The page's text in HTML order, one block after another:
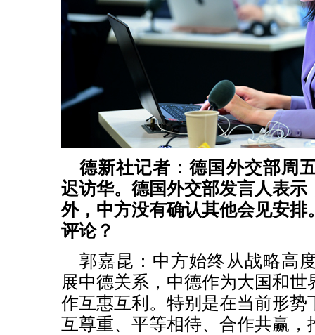
德新社记者：德国外交部周
迟访华。德国外交部发言人表示
外，中方没有确认其他会见安排
评论？
郭嘉昆：中方始终从战略高
展中德关系，中德作为大国和
作互惠互利。特别是在当前形势
互尊重、平等相待、合作共赢，